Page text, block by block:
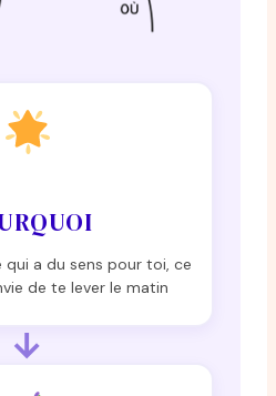
qui a du sens pour toi, ce
de te lever le matin
→